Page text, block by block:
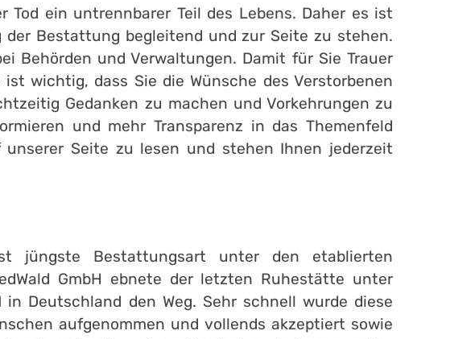
ein untrennbarer Teil des Lebens. Daher es ist
der Bestattung begleitend und zur Seite zu stehen.
Behörden und Verwaltungen. Damit für Sie Trauer
wichtig, dass Sie die Wünsche des Verstorbenen
Gedanken zu machen und Vorkehrungen zu
und mehr Transparenz in das Themenfeld
Seite zu lesen und stehen Ihnen jederzeit
jüngste Bestattungsart unter den etablierten
GmbH ebnete der letzten Ruhestätte unter
Deutschland den Weg. Sehr schnell wurde diese
aufgenommen und vollends akzeptiert sowie